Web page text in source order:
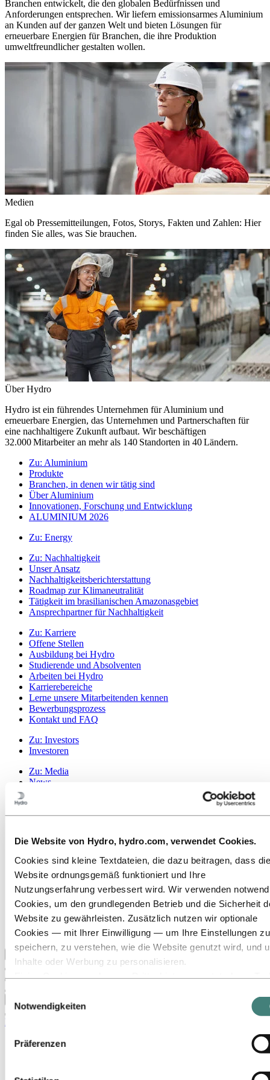
Die Website von Hydro, hydro.com, verwendet Cookies.
Cookies sind kleine Textdateien, die dazu beitragen, dass die
Website ordnungsgemäß funktioniert und Ihre
Nutzungserfahrung verbessert wird. Wir verwenden
Cookies, um den grundlegenden Betrieb und die Sicherheit
Website zu gewährleisten. Zusätzlich nutzen wir optionale
Cookies — mit Ihrer Einwilligung — um Ihre Einstellungen zu
speichern, zu verstehen, wie die Website genutzt wird, und
Inhalte oder Werbung zu personalisieren.
Diese Drittanbieter können die Informationen, die sie über
kombinieren, die Sie ihnen bereitgestellt haben oder die sie
Ihre Nutzung ihrer Dienste gesammelt haben. Der
Verantwortliche für die Verarbeitung der durch dieses Cookie
Einwilligungsauswahl
Notwendigkeiten
Präferenzen
Branchen entwickelt, die den globalen Bedürfnissen und
Anforderungen entsprechen. Wir liefern emissionsarmes Aluminium
an Kunden auf der ganzen Welt und bieten Lösungen für
erneuerbare Energien für Branchen, die ihre Produktion
umweltfreundlicher gestalten wollen.
Medien
Egal ob Pressemitteilungen, Fotos, Storys, Fakten und Zahlen: Hier
finden Sie alles, was Sie brauchen.
Über Hydro
Hydro ist ein führendes Unternehmen für Aluminium und
erneuerbare Energien, das Unternehmen und Partnerschaften für
eine nachhaltigere Zukunft aufbaut. Wir beschäftigen
32.000 Mitarbeiter an mehr als 140 Standorten in 40 Ländern.
Zu: Aluminium
Produkte
Branchen, in denen wir tätig sind
Über Aluminium
Innovationen, Forschung und Entwicklung
ALUMINIUM 2026
Zu: Energy
Zu: Nachhaltigkeit
Unser Ansatz
Nachhaltigkeitsberichterstattung
Roadmap zur Klimaneutralität
Tätigkeit im brasilianischen Amazonasgebiet
Ansprechpartner für Nachhaltigkeit
Zu: Karriere
Offene Stellen
Ausbildung bei Hydro
Studierende und Absolventen
Arbeiten bei Hydro
Karrierebereiche
Lerne unsere Mitarbeitenden kennen
Bewerbungsprozess
Kontakt und FAQ
Zu: Investors
Investoren
Zu: Media
News
Wichtige Industrien schaffen
Unser Zweck und unsere Werte
Standorte in Österreich
Standorte in Deutschland
Standorte in der Schweiz
Publikationen
Beschaffung
Berichte von Hydro
Zurück zum Hauptmenü
Medien
News